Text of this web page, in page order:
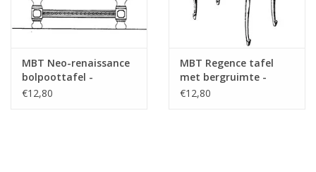
MBT Neo-renaissance
bolpoottafel -
Bouwtekening Schaal 1
€12,80
MBT Regence tafel
met bergruimte -
Bouwtekening Schaal 1
€12,80